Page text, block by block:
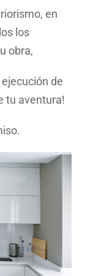
en
los
obra,
de
tu aventura!